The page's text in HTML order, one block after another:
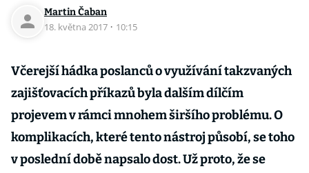
Martin Čaban
18. května 2017 · 10:15
Včerejší hádka poslanců o využívání takzvaných
zajišťovacích příkazů byla dalším dílčím
projevem v rámci mnohem širšího problému. O
komplikacích, které tento nástroj působí, se toho
v poslední době napsalo dost. Už proto, že se